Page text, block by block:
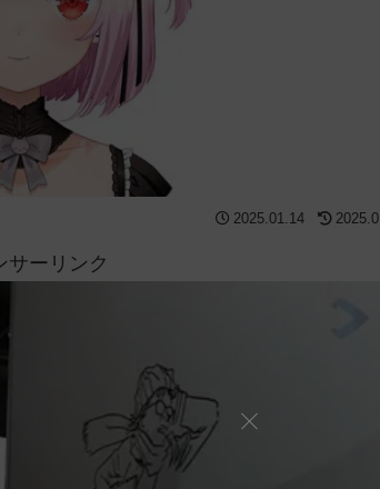
2025.01.14
サーリンク